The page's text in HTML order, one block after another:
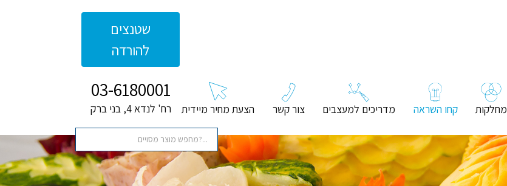
שטנצים
להורדה
מחלקות קחו השראה מדריכים למעצבים צור קשר הצעת מחיר מיידית
03-6180001
רח' לנדא 4, בני ברק